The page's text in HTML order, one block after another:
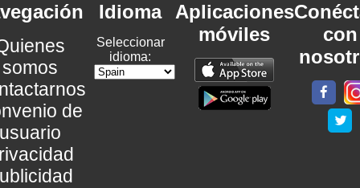
somos
de
Idioma
Seleccionar
idioma:
Aplicaciones
móviles
con